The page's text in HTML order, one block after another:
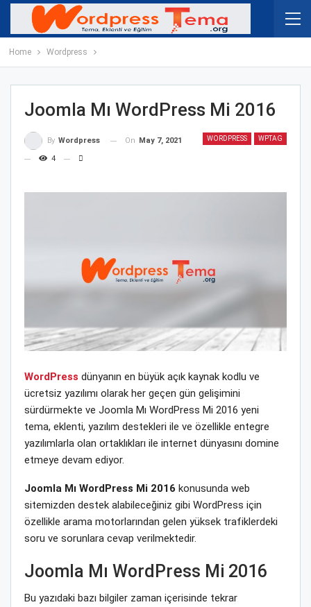
Home Wordpress
Joomla Mı WordPress Mi 2016
WORDPRESS WPTAG
By Wordpress On May 7, 2021
4
WordPress dünyanın en büyük açık kaynak kodlu ve
ücretsiz yazılımı olarak her geçen gün gelişimini
sürdürmekte ve Joomla Mı WordPress Mi 2016 yeni
tema, eklenti, yazılım destekleri ile ve özellikle entegre
yazılımlarla olan ortaklıkları ile internet dünyasını domine
etmeye devam ediyor.
Joomla Mı WordPress Mi 2016 konusunda web
sitemizden destek alabileceğiniz gibi WordPress için
özellikle arama motorlarından gelen yüksek trafiklerdeki
soru ve sorunlara cevap verilmektedir.
Joomla Mı WordPress Mi 2016
Bu yazıdaki bazı bilgiler zaman içerisinde tekrar